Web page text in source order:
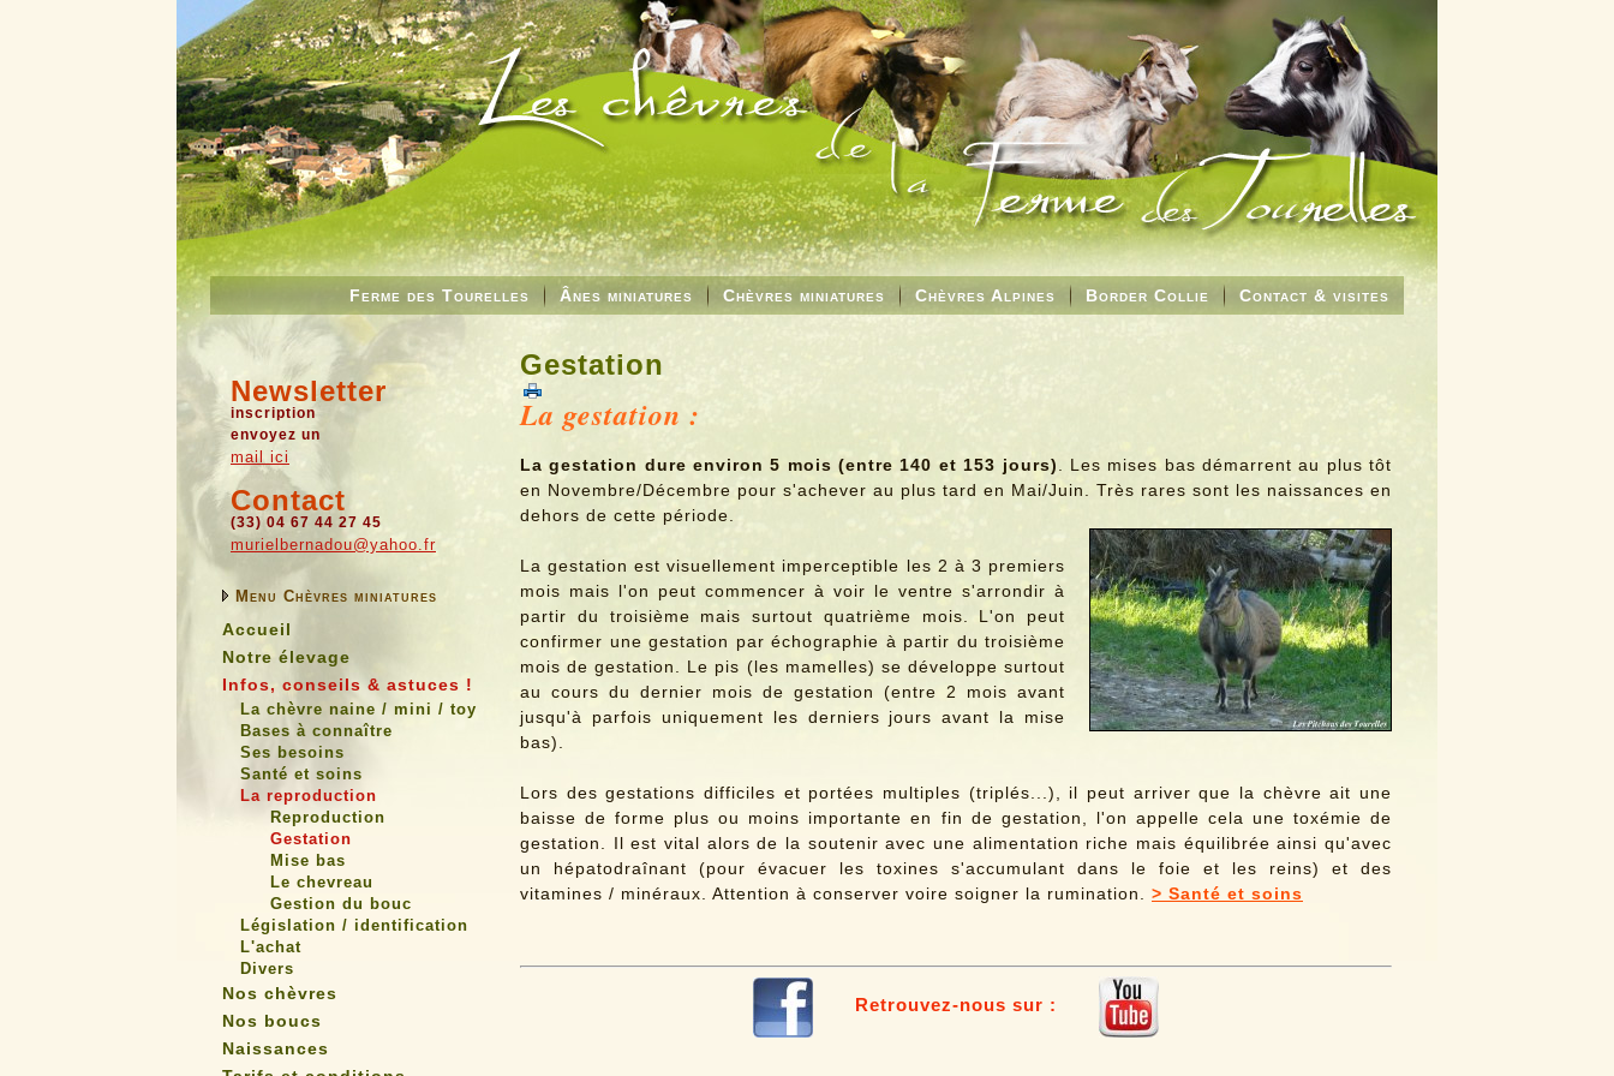
Ferme des Tourelles Ânes miniatures Chèvres miniatures Chèvres Alpines Border Collie Contact & visites
Newsletter
inscription
envoyez un
mail ici
Contact
(33) 04 67 44 27 45
murielbernadou@yahoo.fr
Menu Chèvres miniatures
Accueil
Notre élevage
Infos, conseils & astuces !
La chèvre naine / mini / toy
Bases à connaître
Ses besoins
Santé et soins
La reproduction
Reproduction
Gestation
Mise bas
Le chevreau
Gestion du bouc
Législation / identification
L'achat
Divers
Nos chèvres
Nos boucs
Naissances
Gestation
La gestation :
La gestation dure environ 5 mois (entre 140 et 153 jours) . Les mises bas démarrent au plus tôt
en Novembre/Décembre pour s'achever au plus tard en Mai/Juin. Très rares sont les naissances en
dehors de cette période.
La gestation est visuellement imperceptible les 2 à 3 premiers
mois mais l'on peut commencer à voir le ventre s'arrondir à
partir du troisième mais surtout quatrième mois. L'on peut
confirmer une gestation par échographie à partir du troisième
mois de gestation. Le pis (les mamelles) se développe surtout
au cours du dernier mois de gestation (entre 2 mois avant
jusqu'à parfois uniquement les derniers jours avant la mise
bas).
Lors des gestations difficiles et portées multiples (triplés...), il peut arriver que la chèvre ait une
baisse de forme plus ou moins importante en fin de gestation, l'on appelle cela une toxémie de
gestation. Il est vital alors de la soutenir avec une alimentation riche mais équilibrée ainsi qu'avec
un hépatodraînant (pour évacuer les toxines s'accumulant dans le foie et les reins) et des
vitamines / minéraux. Attention à conserver voire soigner la rumination. > Santé et soins
Retrouvez-nous sur :